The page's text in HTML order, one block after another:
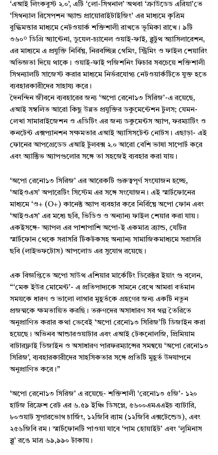
‘এআই লিংকবুস্ট ২.০’, এটি ‘লো-সিগনাল’ অথবা ‘ক্রাউডেড এরিয়া’তে
‘সিগন্যাল রিসেপশন অ্যান্ড প্রায়োরাইটাইজিং’ এর মাধ্যমে কৃত্রিম
বুদ্ধিমত্তার মাধ্যমে নেটওয়ার্ক শক্তিশালী রাখতে ভূমিকা রাখে। ৯টি
৩৬০° ডিগ্রি অ্যান্টেনা, ডুয়েল-চ্যানেল ওয়াই-ফাই, ব্লুটুথ অ্যাসিলারেশন,
এর মাধ্যমে এ প্রযুক্তি নির্বিঘ্ন, নিরবচ্ছিন্ন গেমিং, স্ট্রিমিং ও ফাইল শেয়ারিং
অভিজ্ঞতা দিয়ে থাকে। ওয়াই-ফাই পজিশনিং ফিচার সবচেয়ে শক্তিশালী
সিগন্যালটি সাজেস্ট করার মাধ্যমে নির্ভরযোগ্য নেটওয়ার্কটিতে যুক্ত হতে
ব্যবহারকারীদের সাহায্য করে।
দৈনন্দিন জীবনে ব্যবহারের জন্য ‘অপো রেনো১৩ সিরিজ’-এ রয়েছে,
এআই সম্বলিত আরো কিছু উন্নত প্রযুক্তির ডকুমেন্টেশন টুলস; যেমন-
লেখা সামারাইজেশন ও এডিটিং এর জন্য ডকুমেন্টস অ্যাপ, ফরম্যাটিং ও
কনটেন্ট এক্সপ্যানশন সক্ষমতার এআই অ্যাসিসটেন্ট নোটস। এছাড়া- এই
ফোনের আপগ্রেডেড এআই টুলবক্স ২.০ আরো বেশি ভাষা সাপোর্ট করে
এবং অ্যাক্টিভ অ্যাপগুলোর সঙ্গে তা সহজেই ব্যবহার করা যায়।
‘অপো রেনো১৩ সিরিজ’ এর আরেকটি গুরুত্বপূর্ণ সংযোজন হচ্ছে,
‘আইওএস’ অপারেটিং সিস্টেম এর সঙ্গে সংযোজন। এই স্মার্টফোনের
মাধ্যমে ‘ও+ (O+) কানেক্ট অ্যাপ ব্যবহার করে নির্বিঘ্নে অপো ফোন এবং
‘আইওএস’ এর মধ্যে ছবি, ভিডিও ও অন্যান্য ফাইল শেয়ার করা যায়।
একইসঙ্গে- অ্যাপল এর পাশাপাশি অপো-ই একমাত্র ব্র্যান্ড, যেটির
স্মার্টফোন থেকে সরাসরি টিকটকসহ অন্যান্য সামাজিকমাধ্যমে সরাসরি
ছবি (লাইভফটোস) আপলোড এর সুযোগ রয়েছে।
এক বিজ্ঞপ্তিতে অপো সাউথ এশিয়ার মার্কেটিং ডিরেক্টর ইয়াং গু বলেন,
“‘মেক ইউর মোমেন্ট’- এ প্রতিপাদ্যকে সামনে রেখে আমরা বর্তমান
সময়কে ধারণ ও ভালো লাগার মুহূর্তকে গ্রহণের জন্য একটি নতুন
প্রজন্মকে ক্ষমতায়িত করছি। তরুণদের অসাধারণ সব গল্প তৈরিতে
অনুপ্রাণিত করার কথা ভেবেই ‘অপো রেনো১৩ সিরিজ’টি ডিজাইন করা
হয়েছে। অভিনব আন্ডারওয়াটার এবং এআই টেকনোলজি, প্রিমিয়াম
বাটারফ্লাই ডিজাইন ও অসাধারণ পারফরম্যান্সের সমন্বয়ে ‘অপো রেনো১৩
সিরিজ’, ব্যবহারকারীদের সাহসিকতার সঙ্গে প্রতিটি মুহূর্ত উদযাপনে
অনুপ্রাণিত করে।”
‘অপো রেনো১৩ সিরিজ’ এ রয়েছে- শক্তিশালী ‘রেনো১৩ ৫জি’- ১২০
হার্টজ রিফ্রেশ রেট এর ৬.৫৯ ইঞ্চি ডিসপ্লে, ৫৬০০এমএএইচ ব্যাটারি,
৮০ওয়াট সুপারভোগ চার্জিং, ১২জিবি র‍্যাম (১২জিবি এক্সটেন্ডেড), এবং
২৫৬জিবি রম। স্মার্টফোনটি পাওয়া যাবে ‘পাম হোয়াইট’ এবং ‘লুমিনাস
ব্লু’ রঙে মাত্র ৬৯,৯৯০ টাকায়।